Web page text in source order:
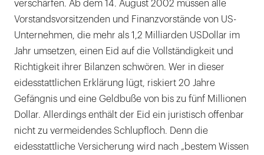
verschärfen. Ab dem 14. August 2002 müssen alle
Vorstandsvorsitzenden und Finanzvorstände von US-
Unternehmen, die mehr als 1,2 Milliarden USDollar im
Jahr umsetzen, einen Eid auf die Vollständigkeit und
Richtigkeit ihrer Bilanzen schwören. Wer in dieser
eidesstattlichen Erklärung lügt, riskiert 20 Jahre
Gefängnis und eine Geldbuße von bis zu fünf Millionen
Dollar. Allerdings enthält der Eid ein juristisch offenbar
nicht zu vermeidendes Schlupfloch. Denn die
eidesstattliche Versicherung wird nach „bestem Wissen